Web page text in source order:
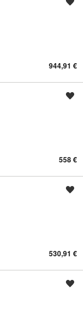
944,91 €
558 €
530,91 €